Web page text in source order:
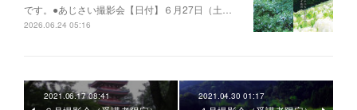
です。●あじさい撮影会【日付】６月27日（土…
2026.06.24 05:16
2021.06.17 08:41 2021.04.30 01:17